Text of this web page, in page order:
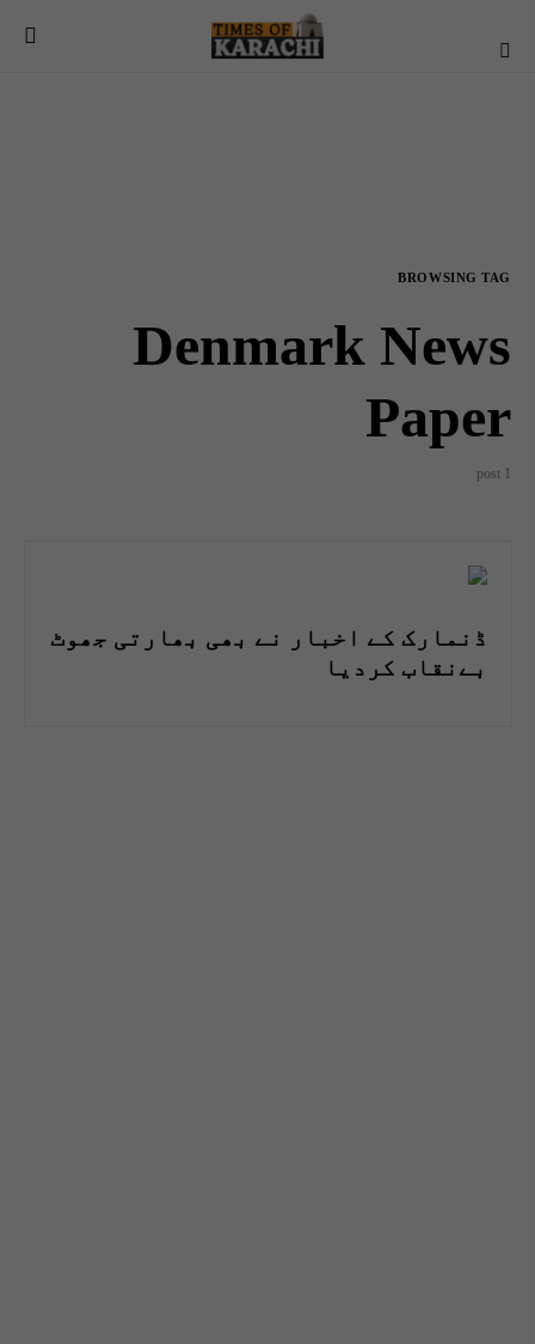
BROWSING TAG
Denmark News
Paper
1 post
ڈنمارک کے اخبار نے بھی بھارتی جھوٹ
بےنقاب کردیا